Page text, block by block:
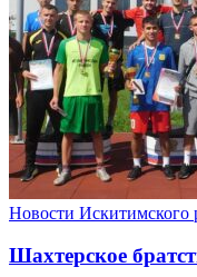
Новости Искитимского
Шахтерское